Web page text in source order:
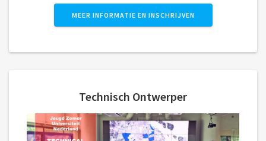
MEER INFORMATIE EN INSCHRIJVEN
Technisch Ontwerper